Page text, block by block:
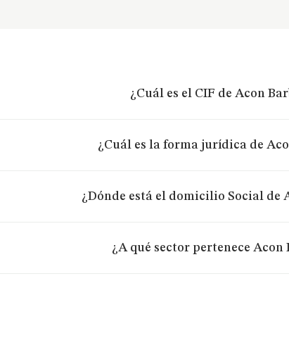
¿Cuál es el CIF de Acon
¿Cuál es la forma jurídica de
¿Dónde está el domicilio Social de
¿A qué sector pertenece Acon